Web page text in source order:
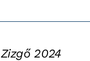
Zizgő 2024